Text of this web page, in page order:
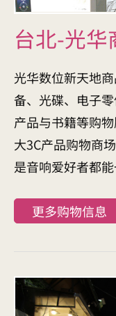
台北-光华
光华数位新天地
备、光碟、电子
产品与书籍等购
大3C产品购物商
是音响爱好者都
更多购物信息